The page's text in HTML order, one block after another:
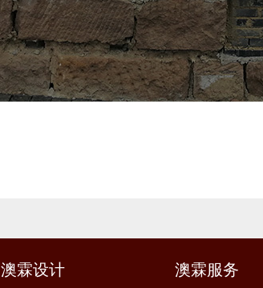
澳霖设计 澳霖服务